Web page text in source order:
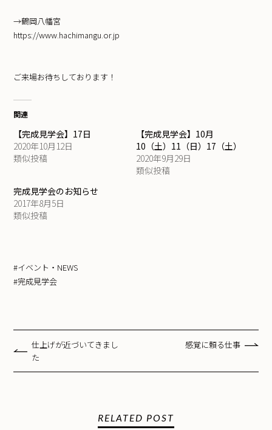
→鶴岡八幡宮
https://www.hachimangu.or.jp
ご来場お待ちしております！
関連
【完成見学会】17日
2020年10月12日
類似投稿
【完成見学会】10月
10（土）11（日）17（土）
2020年9月29日
類似投稿
完成見学会のお知らせ
2017年8月5日
類似投稿
#イベント・NEWS
#完成見学会
仕上げが近づいてきまし
た
感覚に頼る仕事
RELATED POST